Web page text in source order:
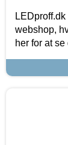
webshop,
her for at